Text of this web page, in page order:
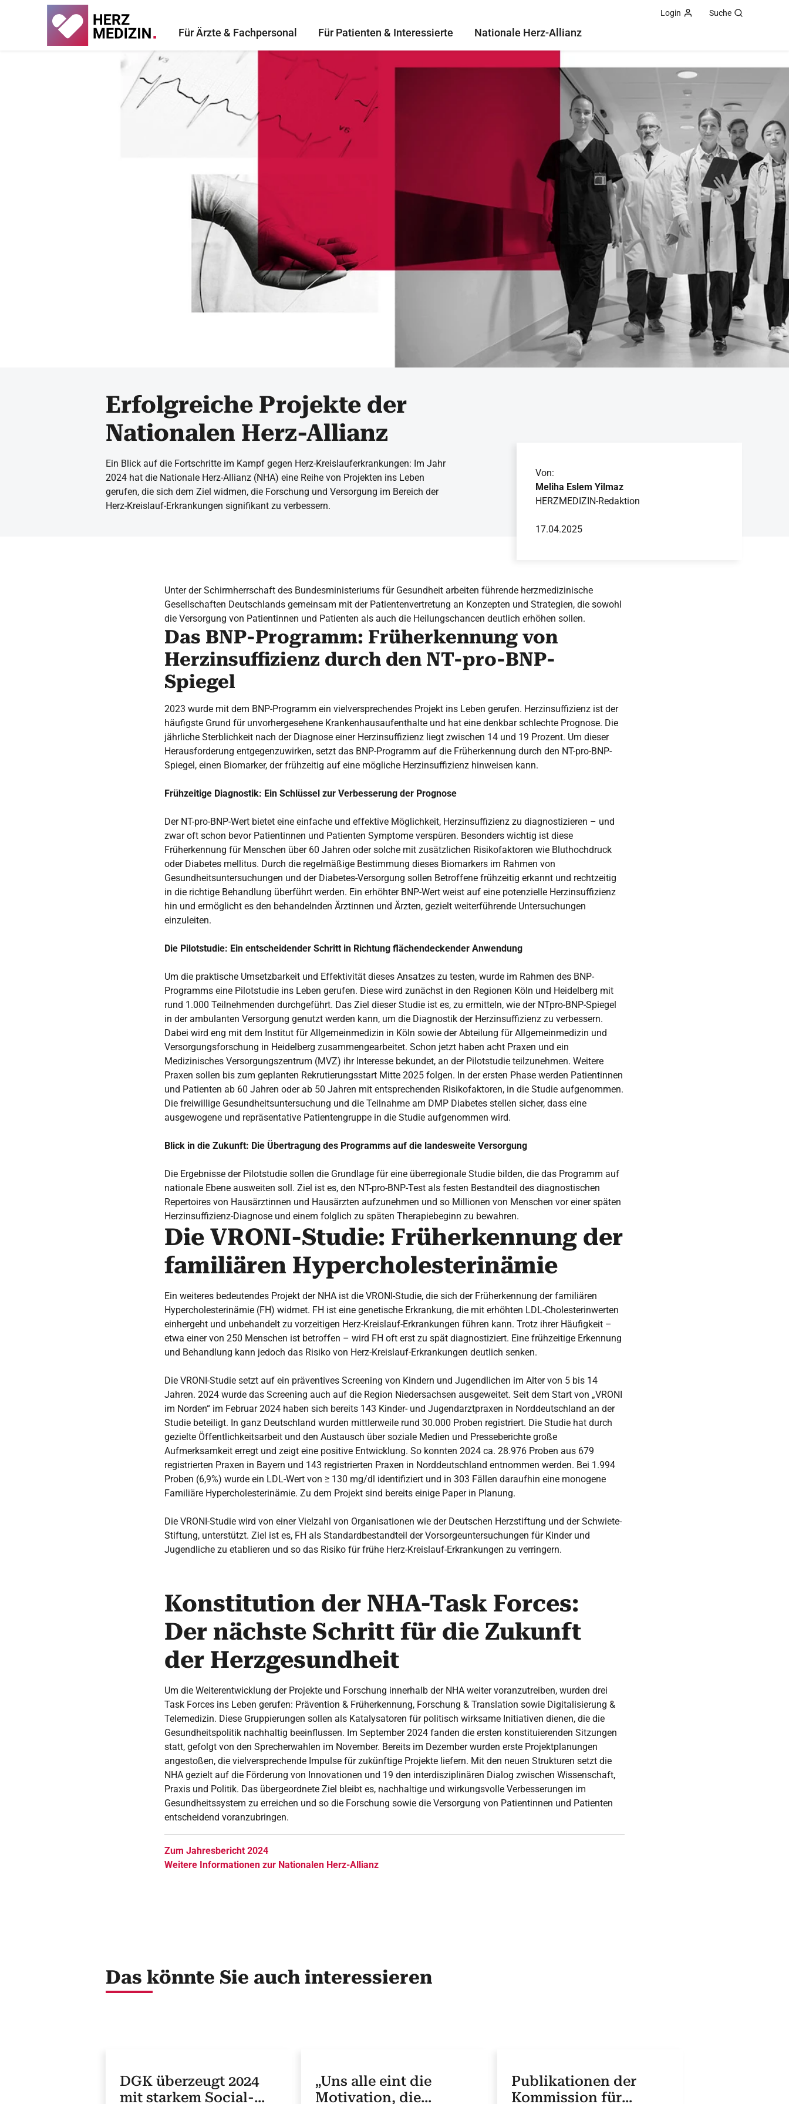
Für Ärzte & Fachpersonal Für Patienten & Interessierte Nationale Herz-Allianz
Login Suche
Erfolgreiche Projekte der
Nationalen Herz-Allianz
Ein Blick auf die Fortschritte im Kampf gegen Herz-Kreislauferkrankungen: Im Jahr
2024 hat die Nationale Herz-Allianz (NHA) eine Reihe von Projekten ins Leben
gerufen, die sich dem Ziel widmen, die Forschung und Versorgung im Bereich der
Herz-Kreislauf-Erkrankungen signifikant zu verbessern.
Von:
Meliha Eslem Yilmaz
HERZMEDIZIN-Redaktion
17.04.2025
Unter der Schirmherrschaft des Bundesministeriums für Gesundheit arbeiten führende herzmedizinische
Gesellschaften Deutschlands gemeinsam mit der Patientenvertretung an Konzepten und Strategien, die sowohl
die Versorgung von Patientinnen und Patienten als auch die Heilungschancen deutlich erhöhen sollen.
Das BNP-Programm: Früherkennung von
Herzinsuffizienz durch den NT-pro-BNP-
Spiegel
2023 wurde mit dem BNP-Programm ein vielversprechendes Projekt ins Leben gerufen. Herzinsuffizienz ist der
häufigste Grund für unvorhergesehene Krankenhausaufenthalte und hat eine denkbar schlechte Prognose. Die
jährliche Sterblichkeit nach der Diagnose einer Herzinsuffizienz liegt zwischen 14 und 19 Prozent. Um dieser
Herausforderung entgegenzuwirken, setzt das BNP-Programm auf die Früherkennung durch den NT-pro-BNP-
Spiegel, einen Biomarker, der frühzeitig auf eine mögliche Herzinsuffizienz hinweisen kann.
Frühzeitige Diagnostik: Ein Schlüssel zur Verbesserung der Prognose
Der NT-pro-BNP-Wert bietet eine einfache und effektive Möglichkeit, Herzinsuffizienz zu diagnostizieren – und
zwar oft schon bevor Patientinnen und Patienten Symptome verspüren. Besonders wichtig ist diese
Früherkennung für Menschen über 60 Jahren oder solche mit zusätzlichen Risikofaktoren wie Bluthochdruck
oder Diabetes mellitus. Durch die regelmäßige Bestimmung dieses Biomarkers im Rahmen von
Gesundheitsuntersuchungen und der Diabetes-Versorgung sollen Betroffene frühzeitig erkannt und rechtzeitig
in die richtige Behandlung überführt werden. Ein erhöhter BNP-Wert weist auf eine potenzielle Herzinsuffizienz
hin und ermöglicht es den behandelnden Ärztinnen und Ärzten, gezielt weiterführende Untersuchungen
einzuleiten.
Die Pilotstudie: Ein entscheidender Schritt in Richtung flächendeckender Anwendung
Um die praktische Umsetzbarkeit und Effektivität dieses Ansatzes zu testen, wurde im Rahmen des BNP-
Programms eine Pilotstudie ins Leben gerufen. Diese wird zunächst in den Regionen Köln und Heidelberg mit
rund 1.000 Teilnehmenden durchgeführt. Das Ziel dieser Studie ist es, zu ermitteln, wie der NTpro-BNP-Spiegel
in der ambulanten Versorgung genutzt werden kann, um die Diagnostik der Herzinsuffizienz zu verbessern.
Dabei wird eng mit dem Institut für Allgemeinmedizin in Köln sowie der Abteilung für Allgemeinmedizin und
Versorgungsforschung in Heidelberg zusammengearbeitet. Schon jetzt haben acht Praxen und ein
Medizinisches Versorgungszentrum (MVZ) ihr Interesse bekundet, an der Pilotstudie teilzunehmen. Weitere
Praxen sollen bis zum geplanten Rekrutierungsstart Mitte 2025 folgen. In der ersten Phase werden Patientinnen
und Patienten ab 60 Jahren oder ab 50 Jahren mit entsprechenden Risikofaktoren, in die Studie aufgenommen.
Die freiwillige Gesundheitsuntersuchung und die Teilnahme am DMP Diabetes stellen sicher, dass eine
ausgewogene und repräsentative Patientengruppe in die Studie aufgenommen wird.
Blick in die Zukunft: Die Übertragung des Programms auf die landesweite Versorgung
Die Ergebnisse der Pilotstudie sollen die Grundlage für eine überregionale Studie bilden, die das Programm auf
nationale Ebene ausweiten soll. Ziel ist es, den NT-pro-BNP-Test als festen Bestandteil des diagnostischen
Repertoires von Hausärztinnen und Hausärzten aufzunehmen und so Millionen von Menschen vor einer späten
Herzinsuffizienz-Diagnose und einem folglich zu späten Therapiebeginn zu bewahren.
Die VRONI-Studie: Früherkennung der
familiären Hypercholesterinämie
Ein weiteres bedeutendes Projekt der NHA ist die VRONI-Studie, die sich der Früherkennung der familiären
Hypercholesterinämie (FH) widmet. FH ist eine genetische Erkrankung, die mit erhöhten LDL-Cholesterinwerten
einhergeht und unbehandelt zu vorzeitigen Herz-Kreislauf-Erkrankungen führen kann. Trotz ihrer Häufigkeit –
etwa einer von 250 Menschen ist betroffen – wird FH oft erst zu spät diagnostiziert. Eine frühzeitige Erkennung
und Behandlung kann jedoch das Risiko von Herz-Kreislauf-Erkrankungen deutlich senken.
Die VRONI-Studie setzt auf ein präventives Screening von Kindern und Jugendlichen im Alter von 5 bis 14
Jahren. 2024 wurde das Screening auch auf die Region Niedersachsen ausgeweitet. Seit dem Start von „VRONI
im Norden“ im Februar 2024 haben sich bereits 143 Kinder- und Jugendarztpraxen in Norddeutschland an der
Studie beteiligt. In ganz Deutschland wurden mittlerweile rund 30.000 Proben registriert. Die Studie hat durch
gezielte Öffentlichkeitsarbeit und den Austausch über soziale Medien und Presseberichte große
Aufmerksamkeit erregt und zeigt eine positive Entwicklung. So konnten 2024 ca. 28.976 Proben aus 679
registrierten Praxen in Bayern und 143 registrierten Praxen in Norddeutschland entnommen werden. Bei 1.994
Proben (6,9%) wurde ein LDL-Wert von ≥ 130 mg/dl identifiziert und in 303 Fällen daraufhin eine monogene
Familiäre Hypercholesterinämie. Zu dem Projekt sind bereits einige Paper in Planung.
Die VRONI-Studie wird von einer Vielzahl von Organisationen wie der Deutschen Herzstiftung und der Schwiete-
Stiftung, unterstützt. Ziel ist es, FH als Standardbestandteil der Vorsorgeuntersuchungen für Kinder und
Jugendliche zu etablieren und so das Risiko für frühe Herz-Kreislauf-Erkrankungen zu verringern.
Konstitution der NHA-Task Forces:
Der nächste Schritt für die Zukunft
der Herzgesundheit
Um die Weiterentwicklung der Projekte und Forschung innerhalb der NHA weiter voranzutreiben, wurden drei
Task Forces ins Leben gerufen: Prävention & Früherkennung, Forschung & Translation sowie Digitalisierung &
Telemedizin. Diese Gruppierungen sollen als Katalysatoren für politisch wirksame Initiativen dienen, die die
Gesundheitspolitik nachhaltig beeinflussen. Im September 2024 fanden die ersten konstituierenden Sitzungen
statt, gefolgt von den Sprecherwahlen im November. Bereits im Dezember wurden erste Projektplanungen
angestoßen, die vielversprechende Impulse für zukünftige Projekte liefern. Mit den neuen Strukturen setzt die
NHA gezielt auf die Förderung von Innovationen und 19 den interdisziplinären Dialog zwischen Wissenschaft,
Praxis und Politik. Das übergeordnete Ziel bleibt es, nachhaltige und wirkungsvolle Verbesserungen im
Gesundheitssystem zu erreichen und so die Forschung sowie die Versorgung von Patientinnen und Patienten
entscheidend voranzubringen.
Zum Jahresbericht 2024
Weitere Informationen zur Nationalen Herz-Allianz
Das könnte Sie auch interessieren
DGK überzeugt 2024
mit starkem Social-
„Uns alle eint die
Motivation, die
Publikationen der
Kommission für